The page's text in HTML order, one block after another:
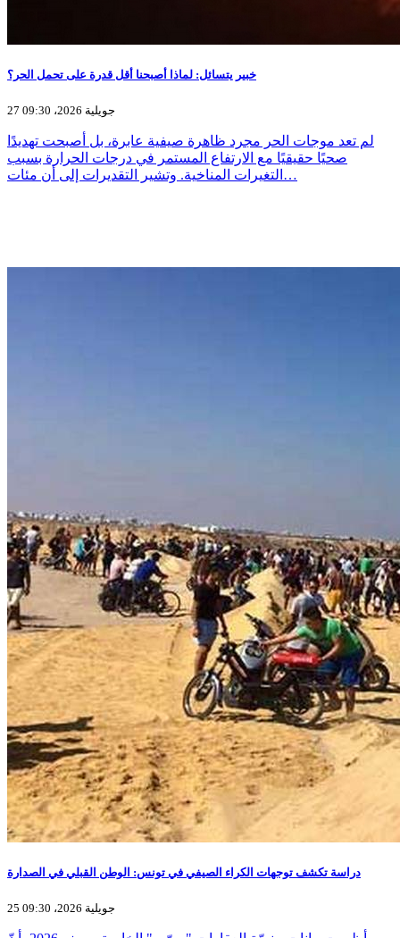
خبير يتسائل: لماذا أصبحنا أقل قدرة على تحمل الحر؟
27 جويلية 2026، 09:30
لم تعد موجات الحر مجرد ظاهرة صيفية عابرة، بل أصبحت تهديدًا
صحيًا حقيقيًا مع الارتفاع المستمر في درجات الحرارة بسبب
التغيرات المناخية. وتشير التقديرات إلى أن مئات…
دراسة تكشف توجهات الكراء الصيفي في تونس: الوطن القبلي في الصدارة
25 جويلية 2026، 09:30